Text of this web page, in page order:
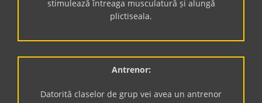
stimulează întreaga musculatură și alungă
plictiseala.
Antrenor:
Datorită claselor de grup vei avea un antrenor